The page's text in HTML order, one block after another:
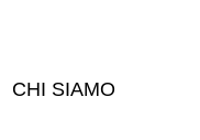
CHI SIAMO